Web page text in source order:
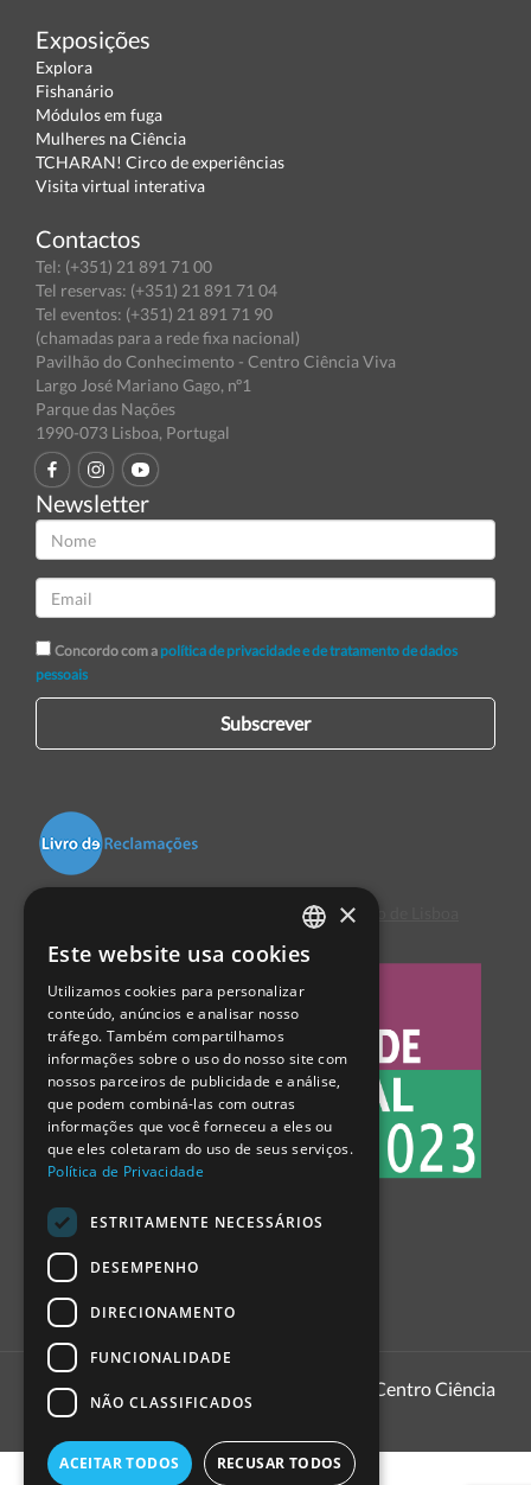
Exposições
Explora
Fishanário
Módulos em fuga
Mulheres na Ciência
TCHARAN! Circo de experiências
Visita virtual interativa
Contactos
Tel: (+351) 21 891 71 00
Tel reservas: (+351) 21 891 71 04
Tel eventos: (+351) 21 891 71 90
(chamadas para a rede fixa nacional)
Pavilhão do Conhecimento - Centro Ciência Viva
Largo José Mariano Gago, nº1
Parque das Nações
1990-073 Lisboa, Portugal
Newsletter
Concordo com a política de privacidade e de tratamento de dados
pessoais
Subscrever
Centro de Arbitragem de Conflitos de Consumo de Lisboa
1999 - 2026
Pavilhão do Conhecimento | Centro Ciência
Viva
PORTUGUESE
ENGLISH
SPANISH
×
Este website usa cookies
Utilizamos cookies para personalizar
conteúdo, anúncios e analisar nosso
tráfego. Também compartilhamos
informações sobre o uso do nosso site com
nossos parceiros de publicidade e análise,
que podem combiná-las com outras
informações que você forneceu a eles ou
que eles coletaram do uso de seus serviços.
Política de Privacidade
ESTRITAMENTE NECESSÁRIOS
DESEMPENHO
DIRECIONAMENTO
FUNCIONALIDADE
NÃO CLASSIFICADOS
ACEITAR TODOS RECUSAR TODOS